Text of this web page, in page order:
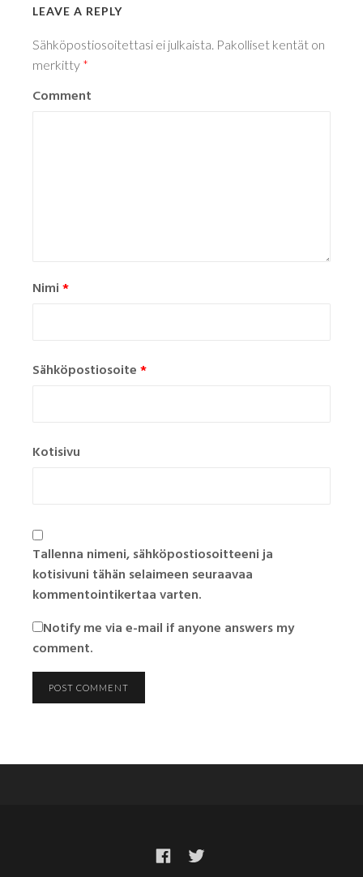
LEAVE A REPLY
Sähköpostiosoitettasi ei julkaista. Pakolliset kentät on
merkitty *
Comment
Nimi*
Sähköpostiosoite*
Kotisivu
Tallenna nimeni, sähköpostiosoitteeni ja
kotisivuni tähän selaimeen seuraavaa
kommentointikertaa varten.
Notify me via e-mail if anyone answers my
comment.